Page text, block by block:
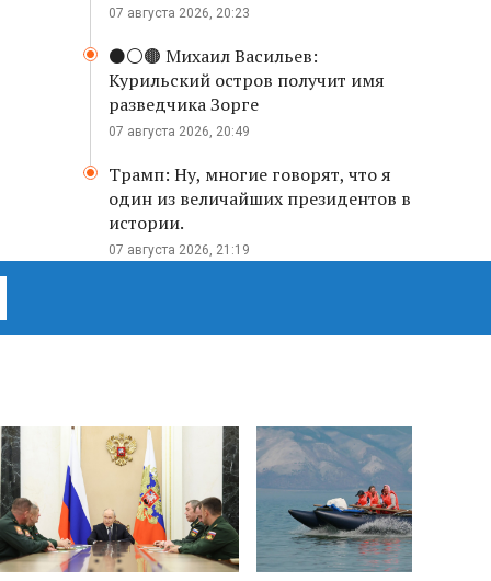
07 августа 2026, 20:23
⚫️⚪️🟤 Михаил Васильев:
Курильский остров получит имя
разведчика Зорге
07 августа 2026, 20:49
Трамп: Ну, многие говорят, что я
один из величайших президентов в
истории.
07 августа 2026, 21:19